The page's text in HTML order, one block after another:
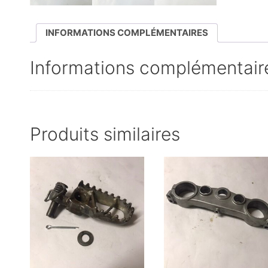
INFORMATIONS COMPLÉMENTAIRES
Informations
Produits similaires